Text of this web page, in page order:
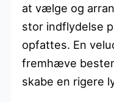
at vælge og
stor indflydelse
opfattes. En
fremhæve
skabe en rigere